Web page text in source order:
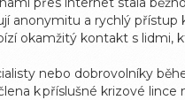
anonymitu a rychlý přístup
okamžitý kontakt s lidmi,
nebo dobrovolníky
k příslušné krizové lince